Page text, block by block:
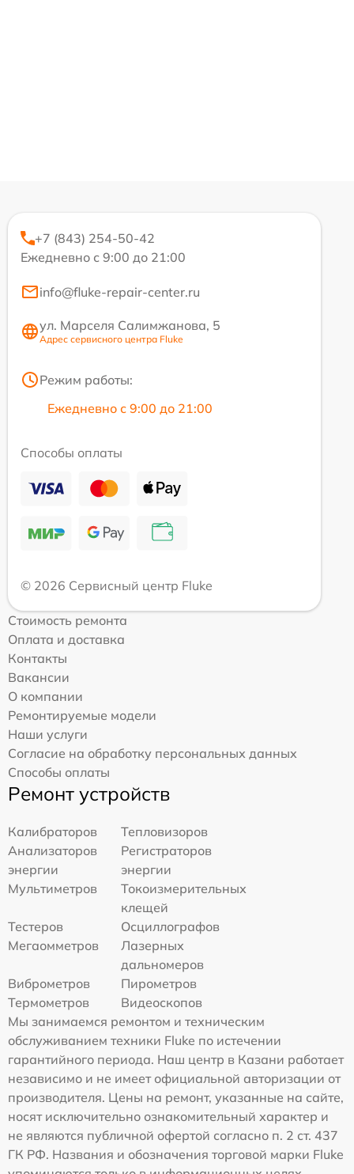
+7 (843) 254-50-42
Ежедневно с 9:00 до 21:00
info@fluke-repair-center.ru
ул. Марселя Салимжанова, 5
Адрес сервисного центра Fluke
Режим работы:
Ежедневно с 9:00 до 21:00
Способы оплаты
© 2026 Сервисный центр Fluke
Стоимость ремонта
Оплата и доставка
Контакты
Вакансии
О компании
Ремонтируемые модели
Наши услуги
Согласие на обработку персональных данных
Способы оплаты
Ремонт устройств
Калибраторов
Тепловизоров
Анализаторов
энергии
Регистраторов
энергии
Мультиметров
Токоизмерительных
клещей
Тестеров
Осциллографов
Мегаомметров
Лазерных
дальномеров
Виброметров
Пирометров
Термометров
Видеоскопов
Мы занимаемся ремонтом и техническим
обслуживанием техники Fluke по истечении
гарантийного периода. Наш центр в Казани работает
независимо и не имеет официальной авторизации от
производителя. Цены на ремонт, указанные на сайте,
носят исключительно ознакомительный характер и
не являются публичной офертой согласно п. 2 ст. 437
ГК РФ. Названия и обозначения торговой марки Fluke